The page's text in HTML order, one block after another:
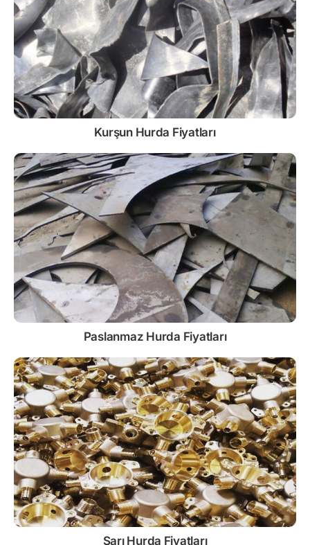
Kurşun Hurda Fiyatları
Paslanmaz Hurda Fiyatları
Sarı Hurda Fiyatları